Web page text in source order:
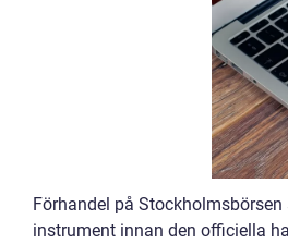
Förhandel på
instrument innan den officiella